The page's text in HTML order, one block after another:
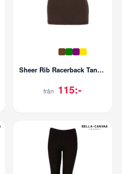
Sheer Rib Racerback Tank Top
från 115:-